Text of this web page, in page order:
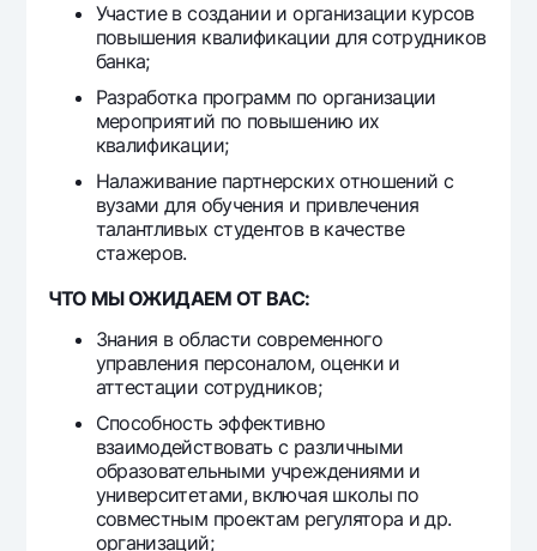
Найти
Полезные ссылки
Часто задаваемые вопросы
Пресс-центр
Офисы и банкоматы
Согласие на обработку персональных данных
Следите за нами в соцсетях
+998 78 148-00-101344
Участие в создании и организации курсов
повышения квалификации для сотрудников
банка;
Разработка программ по организации
мероприятий по повышению их
квалификации;
Налаживание партнерских отношений с
вузами для обучения и привлечения
талантливых студентов в качестве
стажеров.
ЧТО МЫ ОЖИДАЕМ ОТ ВАС:
Знания в области современного
управления персоналом, оценки и
аттестации сотрудников;
Способность эффективно
взаимодействовать с различными
образовательными учреждениями и
университетами, включая школы по
совместным проектам регулятора и др.
организаций;